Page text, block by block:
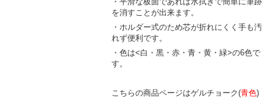
を消すことが出来ます。
・ホルダー式のため芯が折れにくく手も汚
れず便利です。
・色は<白・黒・赤・青・黄・緑>の6色で
す。
こちらの商品ページはゲルチョーク(青色)